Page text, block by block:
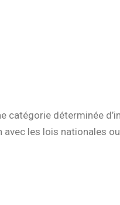
catégorie déterminée
les lois nationales